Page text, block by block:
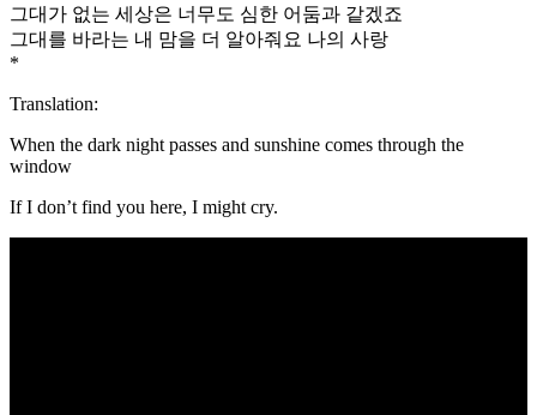
그대가 없는 세상은 너무도 심한 어둠과 같겠죠
그대를 바라는 내 맘을 더 알아줘요 나의 사랑
*
Translation:
When the dark night passes and sunshine comes through the
window
If I don’t find you here, I might cry.